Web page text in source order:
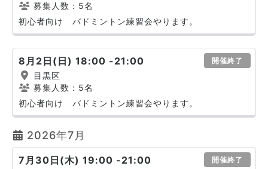
募集人数：5名
初心者向け バドミントン練習会やります。
8月2日(日) 18:00 -21:00 開催終了
目黒区
募集人数：5名
初心者向け バドミントン練習会やります。
2026年7月
7月30日(木) 19:00 -21:00 開催終了